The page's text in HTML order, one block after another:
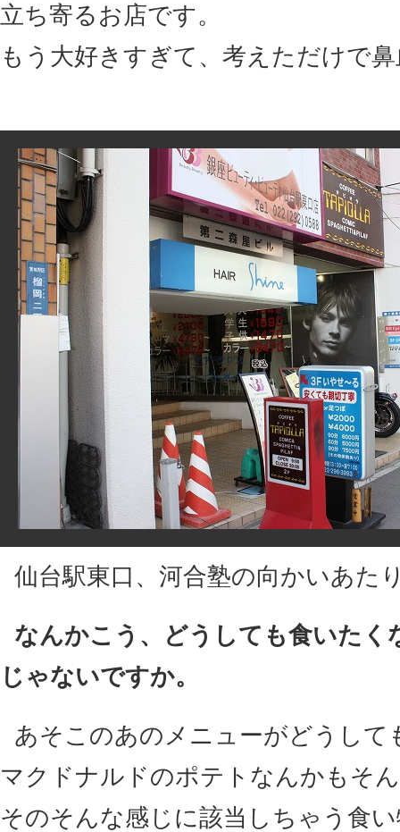
立ち寄るお店です。
もう大好きすぎて、考えただけで
仙台駅東口、河合塾の向かいあた
なんかこう、どうしても食いたく
じゃないですか。
あそこのあのメニューがどうして
マクドナルドのポテトなんかもそ
そのそんな感じに該当しちゃう食